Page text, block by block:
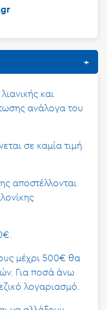
και
ανάλογα του
σε καμία τιμή
αποστέλλονται
μέχρι 500€ θα
Για ποσά άνω
λογαριασμό.